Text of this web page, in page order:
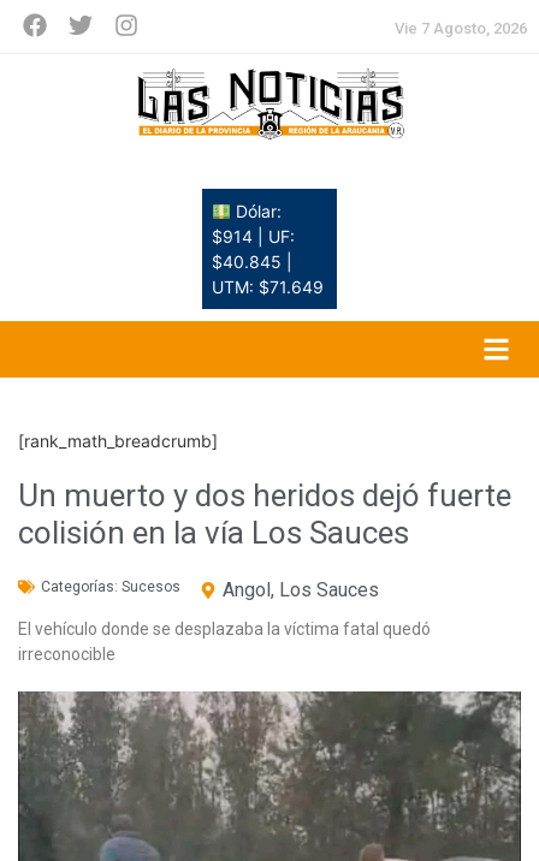
Vie 7 Agosto, 2026
Dólar:
$914 | UF:
$40.845 |
UTM: $71.649
[rank_math_breadcrumb]
Un muerto y dos heridos dejó fuerte
colisión en la vía Los Sauces
Categorías: Sucesos Angol, Los Sauces
El vehículo donde se desplazaba la víctima fatal quedó
irreconocible